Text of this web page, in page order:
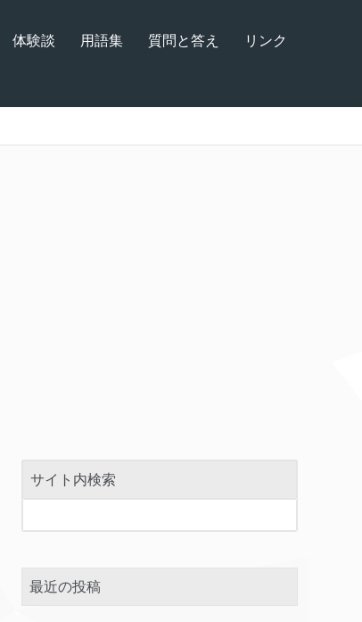
体験談 用語集 質問と答え リンク
サイト内検索
最近の投稿